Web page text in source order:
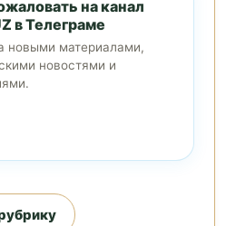
на канал
в Телеграме
новыми материалами,
новостями и